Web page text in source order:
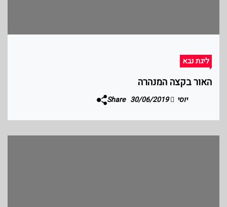
ליגת נבא
האור בקצה המנהרה
יוסי 30/06/2019
Share